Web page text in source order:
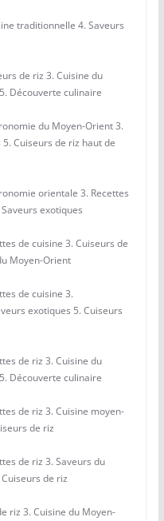
traditionnelle 4. Saveurs
de riz 3. Cuisine du
Découverte culinaire
du Moyen-Orient 3.
Cuiseurs de riz haut de
orientale 3. Recettes
exotiques
de cuisine 3. Cuiseurs de
Moyen-Orient
de cuisine 3.
exotiques 5. Cuiseurs
de riz 3. Cuisine du
Découverte culinaire
de riz 3. Cuisine moyen-
de riz
de riz 3. Saveurs du
de riz
riz 3. Cuisine du Moyen-